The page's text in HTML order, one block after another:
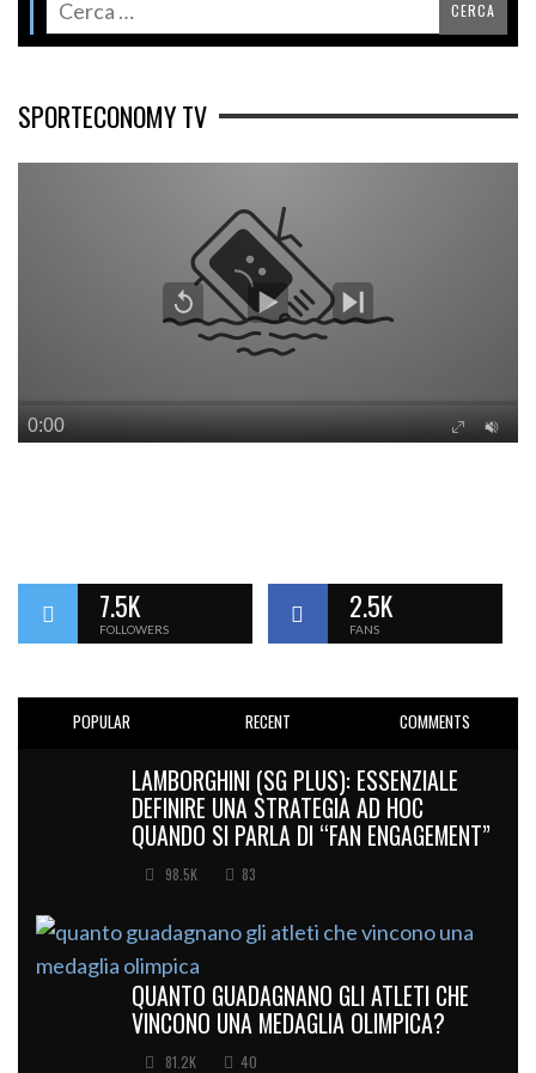
SPORTECONOMY TV
7.5K
FOLLOWERS
2.5K
FANS
POPULAR RECENT COMMENTS
LAMBORGHINI (SG PLUS): ESSENZIALE
DEFINIRE UNA STRATEGIA AD HOC
QUANDO SI PARLA DI “FAN ENGAGEMENT”
98.5K 83
QUANTO GUADAGNANO GLI ATLETI CHE
VINCONO UNA MEDAGLIA OLIMPICA?
81.2K 40